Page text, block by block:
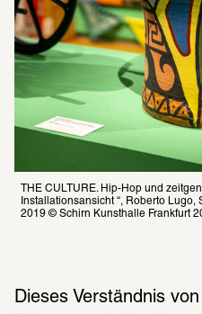
THE CULTURE. Hip-Hop und
Installationsansicht “, Roberto Lugo,
2019 © Schirn Kunsthalle Frankfurt
Dieses Verständ­nis